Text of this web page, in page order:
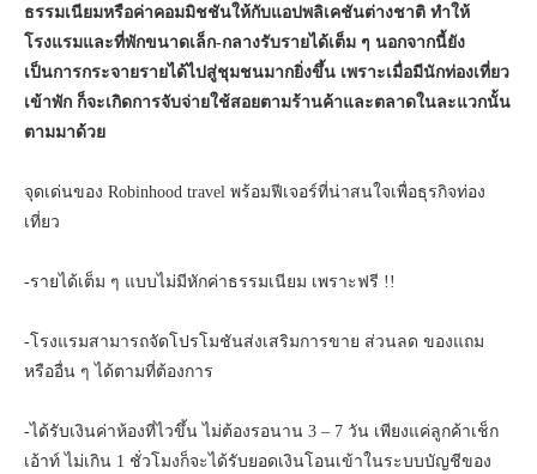
ธรรมเนียมหรือค่าคอมมิชชันให้กับแอปพลิเคชันต่างชาติ ทำให้
โรงแรมและที่พักขนาดเล็ก-กลางรับรายได้เต็ม ๆ นอกจากนี้ยัง
เป็นการกระจายรายได้ไปสู่ชุมชนมากยิ่งขึ้น เพราะเมื่อมีนักท่องเที่ยว
เข้าพัก ก็จะเกิดการจับจ่ายใช้สอยตามร้านค้าและตลาดในละแวกนั้น
ตามมาด้วย
จุดเด่นของ Robinhood travel พร้อมฟีเจอร์ที่น่าสนใจเพื่อธุรกิจท่อง
เที่ยว
-รายได้เต็ม ๆ แบบไม่มีหักค่าธรรมเนียม เพราะฟรี !!
-โรงแรมสามารถจัดโปรโมชันส่งเสริมการขาย ส่วนลด ของแถม
หรืออื่น ๆ ได้ตามที่ต้องการ
-ได้รับเงินค่าห้องที่ไวขึ้น ไม่ต้องรอนาน 3 – 7 วัน เพียงแค่ลูกค้าเช็ก
เอ้าท์ ไม่เกิน 1 ชั่วโมงก็จะได้รับยอดเงินโอนเข้าในระบบบัญชีของ